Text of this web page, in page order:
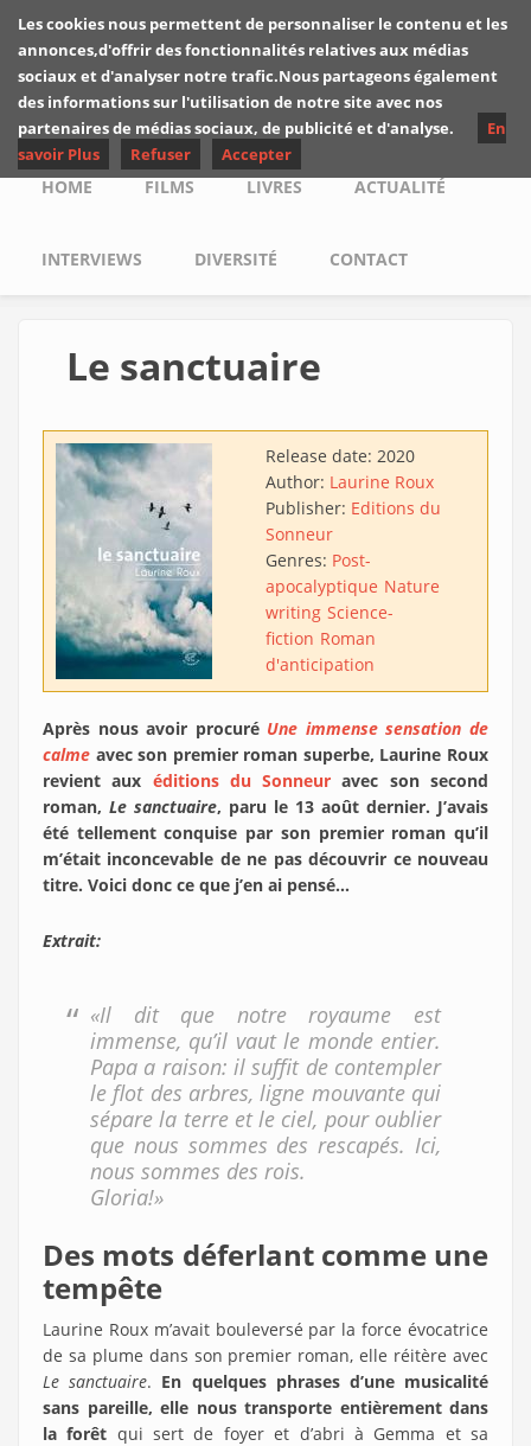
Skip to main content
Les critiques de
Yuyine
Main menu
HOME FILMS LIVRES ACTUALITÉ
INTERVIEWS DIVERSITÉ CONTACT
Le sanctuaire
Release date: 2020
Author: Laurine Roux
Publisher: Editions du
Sonneur
Genres: Post-
apocalyptique Nature
writing Science-
fiction Roman
d'anticipation
Après nous avoir procuré Une immense sensation de
calme avec son premier roman superbe, Laurine Roux
revient aux éditions du Sonneur avec son second
roman, Le sanctuaire, paru le 13 août dernier. J’avais
été tellement conquise par son premier roman qu’il
m’était inconcevable de ne pas découvrir ce nouveau
titre. Voici donc ce que j’en ai pensé…
Extrait:
«Il dit que notre royaume est
immense, qu’il vaut le monde entier.
Papa a raison: il suffit de contempler
le flot des arbres, ligne mouvante qui
sépare la terre et le ciel, pour oublier
que nous sommes des rescapés. Ici,
nous sommes des rois.
Gloria!»
Des mots déferlant comme une
tempête
Laurine Roux m’avait bouleversé par la force évocatrice
de sa plume dans son premier roman, elle réitère avec
Le sanctuaire. En quelques phrases d’une musicalité
sans pareille, elle nous transporte entièrement dans
la forêt qui sert de foyer et d’abri à Gemma et sa
Les cookies nous permettent de personnaliser le contenu et les
annonces,d'offrir des fonctionnalités relatives aux médias
sociaux et d'analyser notre trafic.Nous partageons également
des informations sur l'utilisation de notre site avec nos
partenaires de médias sociaux, de publicité et d'analyse.
En
savoir Plus
Refuser Accepter